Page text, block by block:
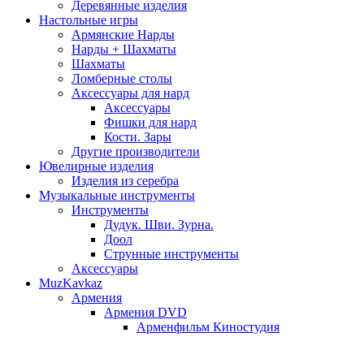
Деревянные изделия
Настольные игры
Армянские Нарды
Нарды + Шахматы
Шахматы
Ломберные столы
Аксессуары для нард
Аксессуары
Фишки для нард
Кости. Зары
Другие производители
Ювелирные изделия
Изделия из серебра
Музыкальные инструменты
Инструменты
Дудук. Шви. Зурна.
Доол
Струнные инструменты
Аксессуары
MuzKavkaz
Армения
Армения DVD
Арменфильм Киностудия